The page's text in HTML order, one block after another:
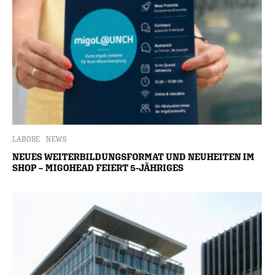
LABORE NEWS
NEUES WEITERBILDUNGSFORMAT UND NEUHEITEN IM
SHOP – MIGOHEAD FEIERT 5-JÄHRIGES